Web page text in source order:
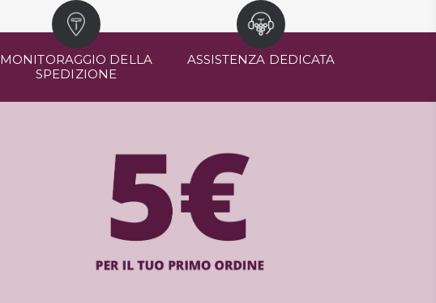
MONITORAGGIO DELLA
SPEDIZIONE
ASSISTENZA DEDICATA